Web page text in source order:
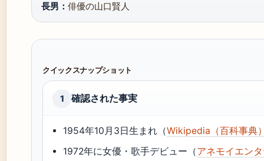
長男： 俳優の山口賢人
クイックスナップショット
1 確認された事実
1954年10月3日生まれ（Wikipedia（百科事典
1972年に女優・歌手デビュー（アネモイエン